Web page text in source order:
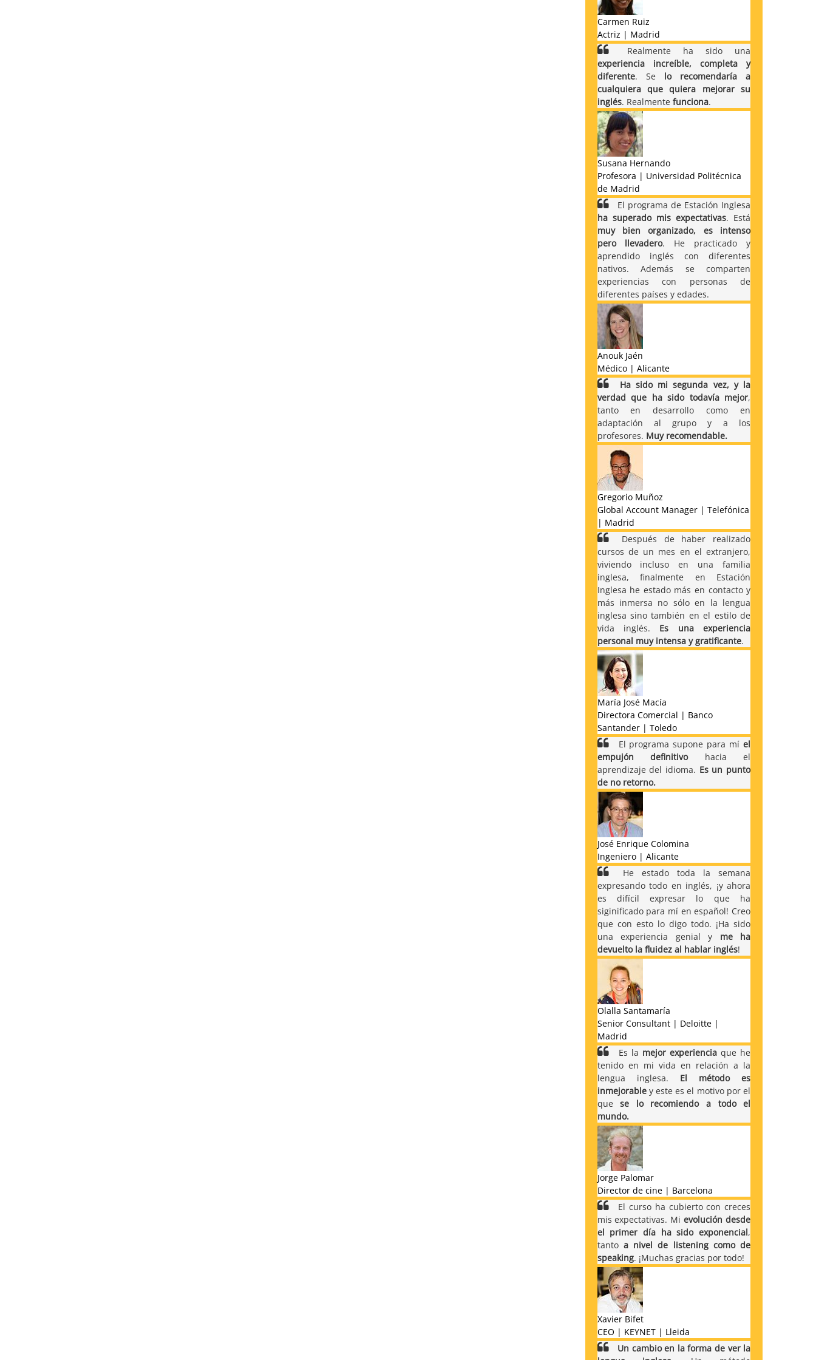
Carmen Ruiz
Actriz | Madrid
Realmente ha sido una
experiencia increíble, completa y
diferente. Se lo recomendaría a
cualquiera que quiera mejorar su
inglés. Realmente funciona.
Susana Hernando
Profesora | Universidad Politécnica
de Madrid
El programa de Estación Inglesa
ha superado mis expectativas. Está
muy bien organizado, es intenso
pero llevadero. He practicado y
aprendido inglés con diferentes
nativos. Además se comparten
experiencias con personas de
diferentes países y edades.
Anouk Jaén
Médico | Alicante
Ha sido mi segunda vez, y la
verdad que ha sido todavía mejor,
tanto en desarrollo como en
adaptación al grupo y a los
profesores. Muy recomendable.
Gregorio Muñoz
Global Account Manager | Telefónica
| Madrid
Después de haber realizado
cursos de un mes en el extranjero,
viviendo incluso en una familia
inglesa, finalmente en Estación
Inglesa he estado más en contacto y
más inmersa no sólo en la lengua
inglesa sino también en el estilo de
vida inglés. Es una experiencia
personal muy intensa y gratificante.
María José Macía
Directora Comercial | Banco
Santander | Toledo
El programa supone para míel
empujón definitivohacia el
aprendizaje del idioma. Es un punto
de no retorno.
José Enrique Colomina
Ingeniero | Alicante
He estado toda la semana
expresando todo en inglés, ¡y ahora
es difícil expresar lo que ha
siginificado para mí en español! Creo
que con esto lo digo todo. ¡Ha sido
una experiencia genial y me ha
devuelto la fluidez al hablar inglés!
Olalla Santamaría
Senior Consultant | Deloitte |
Madrid
Es la mejor experienciaque he
tenido en mi vida en relación a la
lengua inglesa. El método es
inmejorabley este es el motivo por el
quese lo recomiendo a todo el
mundo.
Jorge Palomar
Director de cine | Barcelona
El curso ha cubierto con creces
mis expectativas. Mievolución desde
el primer día ha sido exponencial,
tanto a nivel de listening como de
speaking. ¡Muchas gracias por todo!
Xavier Bifet
CEO | KEYNET | Lleida
Un cambio en la forma de ver la